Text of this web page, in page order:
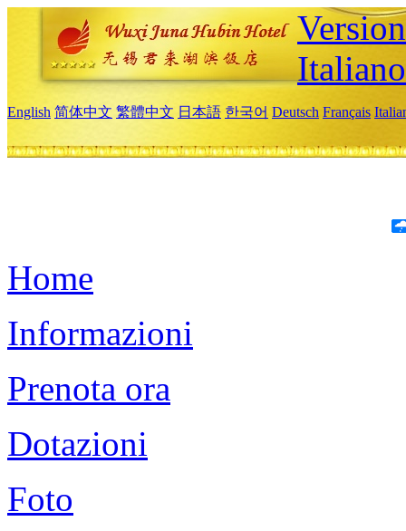
Italiano
English 简体中文 繁體中文 日本語 한국어 Deutsch Français
Home
Informazioni
Prenota ora
Dotazioni
Foto